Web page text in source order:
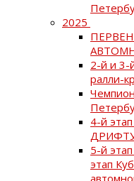
2025
2-й и 3-
ралли-
4-й
5-й
этап